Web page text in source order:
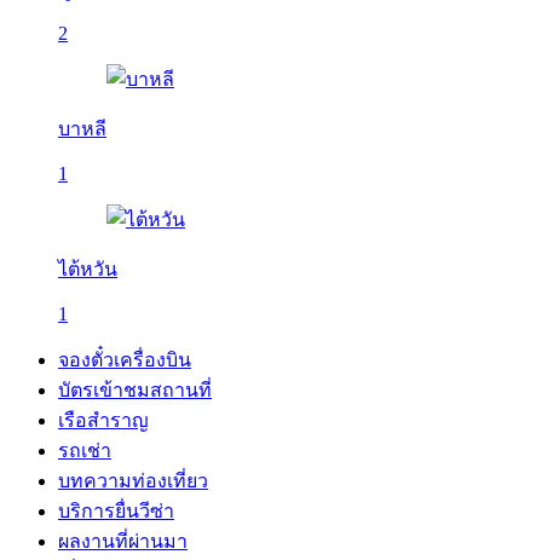
2
บาหลี
1
ไต้หวัน
1
จองตั๋วเครื่องบิน
บัตรเข้าชมสถานที่
เรือสำราญ
รถเช่า
บทความท่องเที่ยว
บริการยื่นวีซ่า
ผลงานที่ผ่านมา